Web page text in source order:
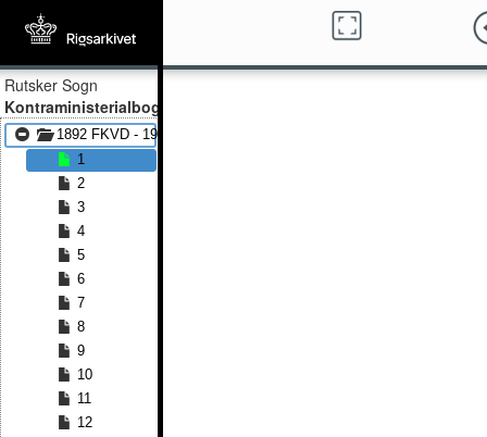
Rutsker Sogn
Kontraministerialbog
1892 FKVD - 1900 FKVD
1
2
3
4
5
6
7
8
9
10
11
12